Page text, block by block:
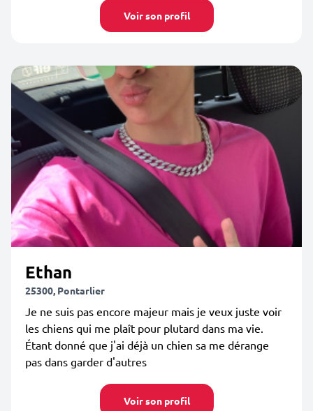
Voir son profil
Ethan
25300, Pontarlier
Je ne suis pas encore majeur mais je veux juste voir
les chiens qui me plaît pour plutard dans ma vie.
Étant donné que j'ai déjà un chien sa me dérange
pas dans garder d'autres
Voir son profil